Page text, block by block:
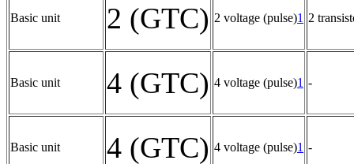
Basic unit 2 (GTC) 2 voltage (pulse)1 2
Basic unit 4 (GTC) 4 voltage (pulse)1 -
Basic unit 4 (GTC) 4 voltage (pulse)1 -